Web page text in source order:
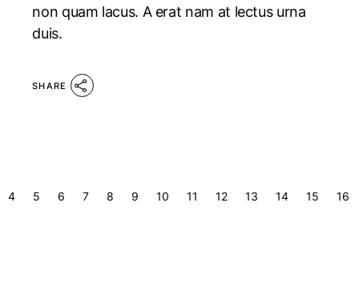
non quam lacus. A erat nam at lectus urna
duis.
SHARE
PAGINAZIONE
4 5 6 7 8 9 10 11 12 13 14 15 16